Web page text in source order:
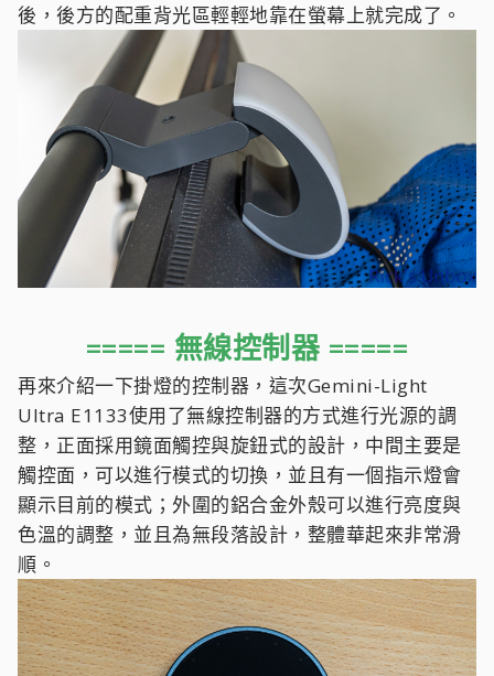
後，後方的配重背光區輕輕地靠在螢幕上就完成了。
===== 無線控制器 =====
再來介紹一下掛燈的控制器，這次Gemini-Light
Ultra E1133使用了無線控制器的方式進行光源的調
整，正面採用鏡面觸控與旋鈕式的設計，中間主要是
觸控面，可以進行模式的切換，並且有一個指示燈會
顯示目前的模式；外圍的鋁合金外殼可以進行亮度與
色溫的調整，並且為無段落設計，整體華起來非常滑
順。